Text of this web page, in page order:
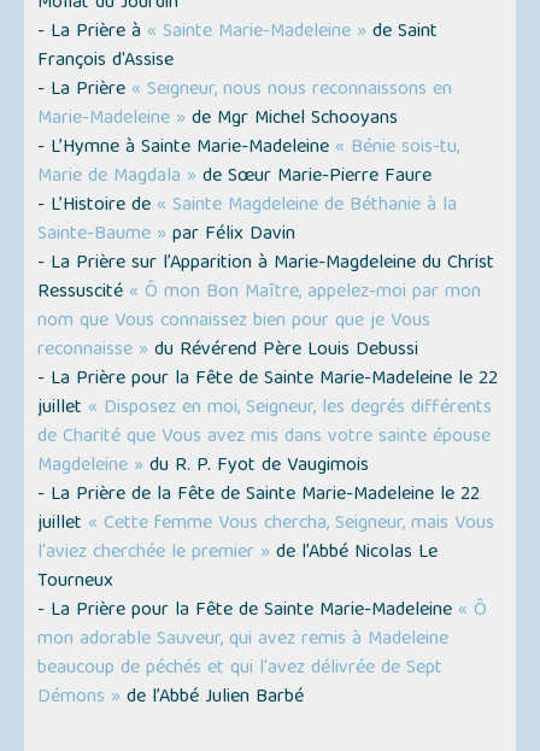
- La Prière à « Sainte Marie-Madeleine » de Saint
François d'Assise
- La Prière « Seigneur, nous nous reconnaissons en
Marie-Madeleine » de Mgr Michel Schooyans
- L’Hymne à Sainte Marie-Madeleine « Bénie sois-tu,
Marie de Magdala » de Sœur Marie-Pierre Faure
- L’Histoire de « Sainte Magdeleine de Béthanie à la
Sainte-Baume » par Félix Davin
- La Prière sur l’Apparition à Marie-Magdeleine du Christ
Ressuscité « Ô mon Bon Maître, appelez-moi par mon
nom que Vous connaissez bien pour que je Vous
reconnaisse » du Révérend Père Louis Debussi
- La Prière pour la Fête de Sainte Marie-Madeleine le 22
juillet « Disposez en moi, Seigneur, les degrés différents
de Charité que Vous avez mis dans votre sainte épouse
Magdeleine » du R. P. Fyot de Vaugimois
- La Prière de la Fête de Sainte Marie-Madeleine le 22
juillet « Cette femme Vous chercha, Seigneur, mais Vous
l'aviez cherchée le premier » de l’Abbé Nicolas Le
Tourneux
- La Prière pour la Fête de Sainte Marie-Madeleine « Ô
mon adorable Sauveur, qui avez remis à Madeleine
beaucoup de péchés et qui l'avez délivrée de Sept
Démons » de l’Abbé Julien Barbé